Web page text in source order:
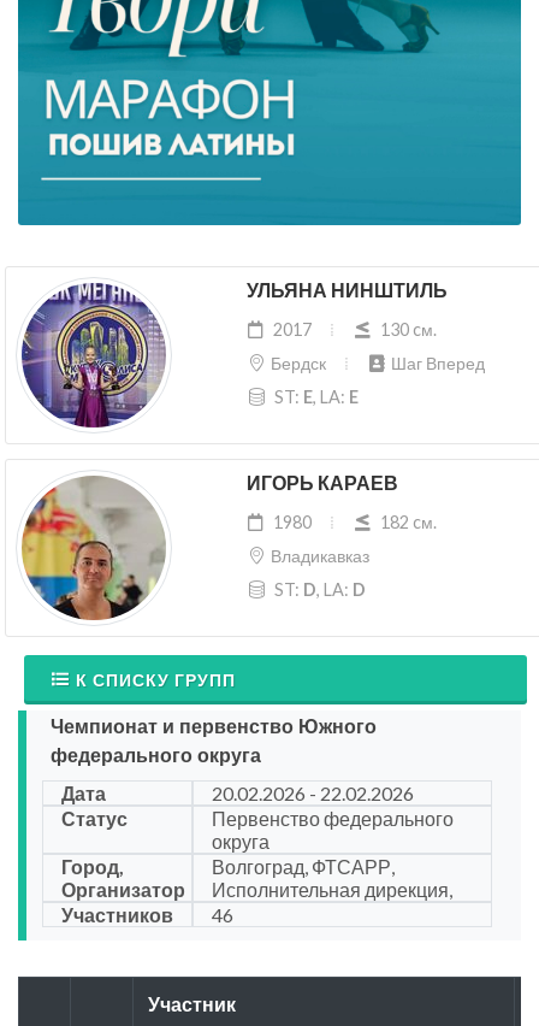
УЛЬЯНА НИНШТИЛЬ
2017
130 cм.
Бердск
Шаг Вперед
ST: E, LA: E
ИГОРЬ КАРАЕВ
1980
182 cм.
Владикавказ
ST: D, LA: D
К СПИСКУ ГРУПП
Чемпионат и первенство Южного
федерального округа
Дата
20.02.2026 - 22.02.2026
Статус
Первенство федерального
округа
Город,
Организатор
Волгоград, ФТСАРР,
Исполнительная дирекция,
Участников
46
Участник